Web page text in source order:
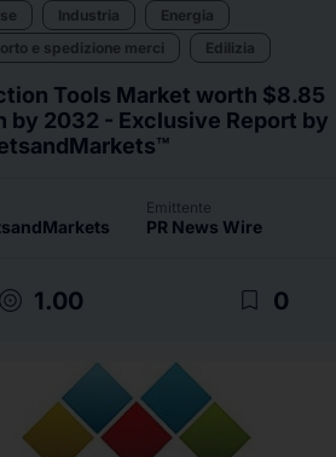
Industria
Energia
e spedizione merci
Edilizia
Tools Market worth $8.85
by 2032 - Exclusive Report by
Emittente
PR News Wire
target 1.00 bookmark_border 0